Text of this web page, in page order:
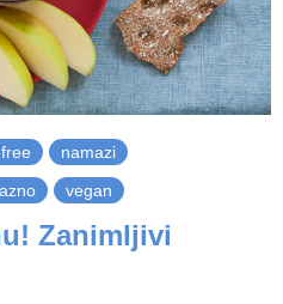
namazi
vegan
Zanimljivi